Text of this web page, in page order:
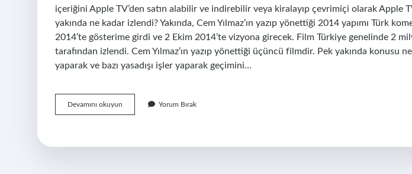
içeriğini Apple TV’den satın alabilir ve indirebilir veya kiralayıp çevrimiçi olarak Apple
yakında ne kadar izlendi? Yakında, Cem Yılmaz’ın yazıp yönettiği 2014 yapımı Türk
2014’te gösterime girdi ve 2 Ekim 2014’te vizyona girecek. Film Türkiye genelinde 2
tarafından izlendi. Cem Yılmaz’ın yazıp yönettiği üçüncü filmdir. Pek yakında konusu
yaparak ve bazı yasadışı işler yaparak geçimini…
Devamını okuyun
Yakında
Izlenir
Yorum Bırak